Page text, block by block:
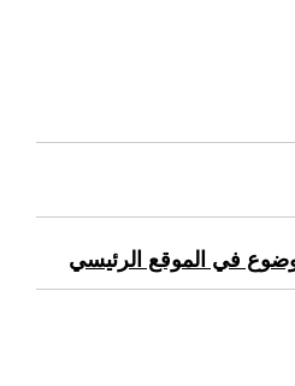
في الموقع الرئيسي